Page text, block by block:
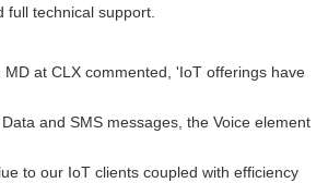
full technical support.
at CLX commented, 'IoT offerings have
and SMS messages, the Voice element
to our IoT clients coupled with efficiency